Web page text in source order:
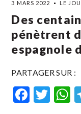
3 MARS 2022 LE
Des
pénètrent
espagnole
PARTAGER SUR :